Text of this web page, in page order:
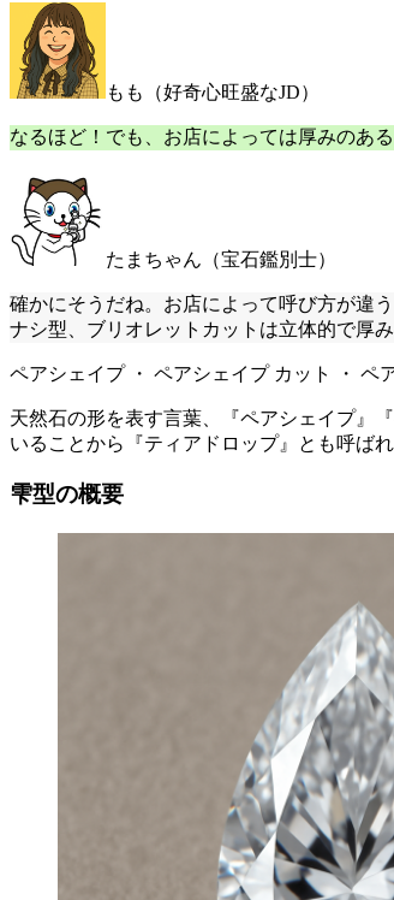
もも（好奇心旺盛なJD）
なるほど！でも、お店によっては厚みのあ
たまちゃん（宝石鑑別士）
確かにそうだね。お店によって呼び方が違
ナシ型、ブリオレットカットは立体的で厚
ペアシェイプ ・ ペアシェイプ カット ・ ペ
天然石の形を表す言葉、『ペアシェイプ』
いることから『ティアドロップ』とも呼ば
雫型の概要